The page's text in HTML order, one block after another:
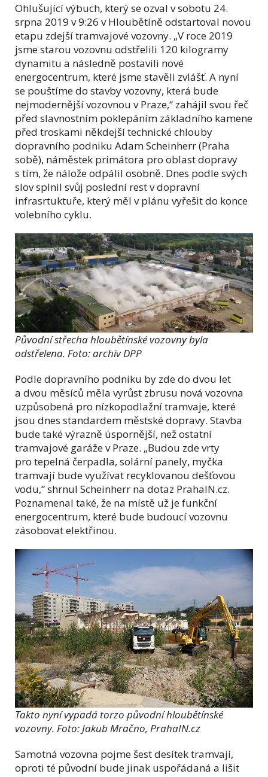
Ohlušující výbuch, který se ozval v sobotu 24.
srpna 2019 v 9:26 v Hloubětíně odstartoval novou
etapu zdejší tramvajové vozovny. „V roce 2019
jsme starou vozovnu odstřelili 120 kilogramy
dynamitu a následně postavili nové
energocentrum, které jsme stavěli zvlášť. A nyní
se pouštíme do stavby vozovny, která bude
nejmodernější vozovnou v Praze,“ zahájil svou řeč
před slavnostním poklepáním základního kamene
před troskami někdejší technické chlouby
dopravního podniku Adam Scheinherr (Praha
sobě), náměstek primátora pro oblast dopravy
s tím, že nálože odpálil osobně. Dnes podle svých
slov splnil svůj poslední rest v dopravní
infrasrtuktuře, který měl v plánu vyřešit do konce
volebního cyklu.
Původní střecha hloubětínské vozovny byla
odstřelena. Foto: archiv DPP
Podle dopravního podniku by zde do dvou let
a dvou měsíců měla vyrůst zbrusu nová vozovna
uzpůsobená pro nízkopodlažní tramvaje, které
jsou dnes standardem městské dopravy. Stavba
bude také výrazně úspornější, než ostatní
tramvajové garáže v Praze. „Budou zde vrty
pro tepelná čerpadla, solární panely, myčka
tramvají bude využívat recyklovanou dešťovou
vodu,“ shrnul Scheinherr na dotaz PrahaIN.cz.
Poznamenal také, že na místě už je funkční
energocentrum, které bude budoucí vozovnu
zásobovat elektřinou.
Takto nyní vypadá torzo původní hloubětínské
vozovny. Foto: Jakub Mračno, PrahaIN.cz
Samotná vozovna pojme šest desítek tramvají,
oproti té původní bude jinak uspořádaná a lišit